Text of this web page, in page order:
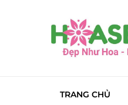
TRANG CHỦ